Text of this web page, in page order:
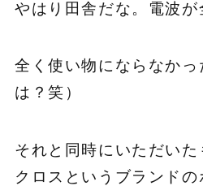
やはり田舎だな。電波が
全く使い物にならなか
は？笑）
それと同時にいただい
クロスというブランド